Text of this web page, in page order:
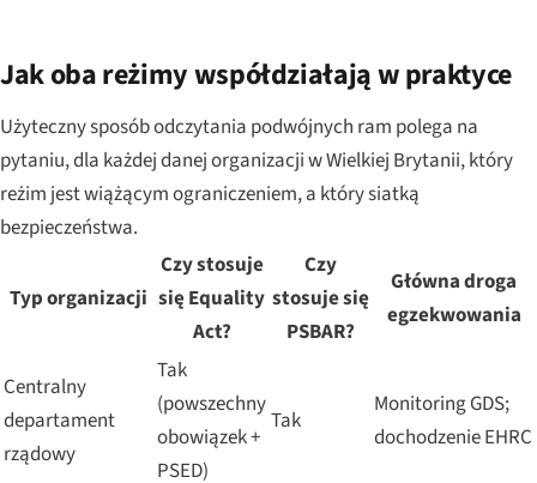
Jak oba reżimy współdziałają w praktyce
Użyteczny sposób odczytania podwójnych ram polega na
pytaniu, dla każdej danej organizacji w Wielkiej Brytanii, który
reżim jest wiążącym ograniczeniem, a który siatką
bezpieczeństwa.
Typ organizacji
Czy stosuje
się Equality
Act?
Czy
stosuje się
PSBAR?
Główna droga
egzekwowania
Centralny
departament
rządowy
Tak
(powszechny
obowiązek +
PSED)
Tak
Monitoring GDS;
dochodzenie EHRC